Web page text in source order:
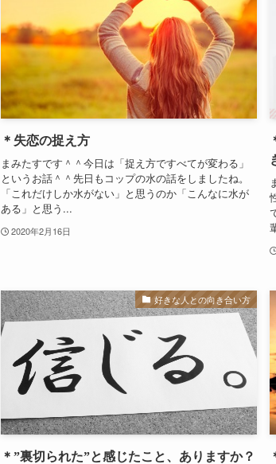
＊失恋の捉え方
まみたすです＾＾今日は「捉え方ですべてが変わる」
というお話＾＾先日もコップの水の話をしましたね。
「これだけしか水がない」と思うのか「こんなに水が
ある」と思う...
2020年2月16日
好きな人との向き合い方
＊”裏切られた”と感じたこと、ありますか？